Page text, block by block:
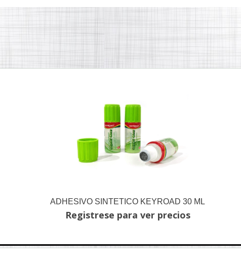
ADHESIVO SINTETICO KEYROAD 30 ML
Registrese para ver precios